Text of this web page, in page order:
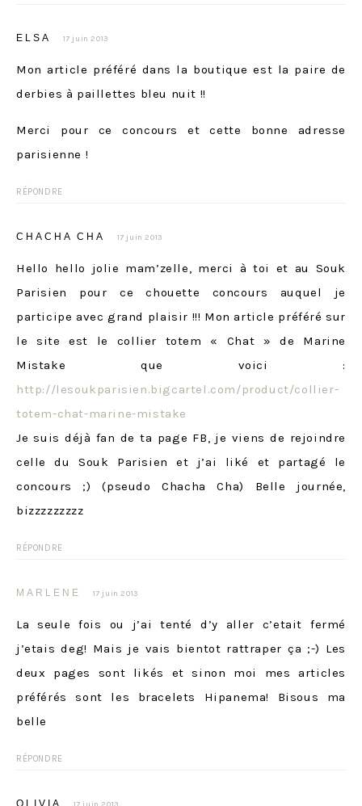
ELSA 17 juin 2013
Mon article préféré dans la boutique est la paire de
derbies à paillettes bleu nuit !!
Merci pour ce concours et cette bonne adresse
parisienne !
RÉPONDRE
CHACHA CHA 17 juin 2013
Hello hello jolie mam’zelle, merci à toi et au Souk
Parisien pour ce chouette concours auquel je
participe avec grand plaisir !!! Mon article préféré sur
le site est le collier totem « Chat » de Marine
Mistake que voici :
http://lesoukparisien.bigcartel.com/product/collier-
totem-chat-marine-mistake
Je suis déjà fan de ta page FB, je viens de rejoindre
celle du Souk Parisien et j’ai liké et partagé le
concours ;) (pseudo Chacha Cha) Belle journée,
bizzzzzzzzz
RÉPONDRE
MARLENE 17 juin 2013
La seule fois ou j’ai tenté d’y aller c’etait fermé
j’etais deg! Mais je vais bientot rattraper ça ;-) Les
deux pages sont likés et sinon moi mes articles
préférés sont les bracelets Hipanema! Bisous ma
belle
RÉPONDRE